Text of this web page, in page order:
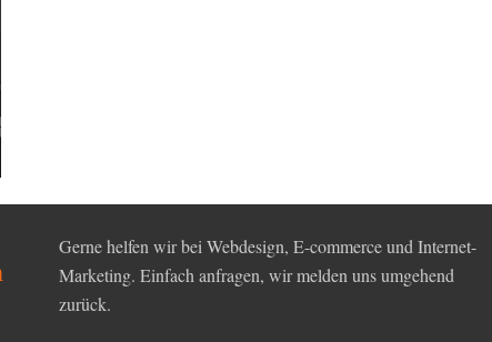
Gerne helfen wir bei Webdesign, E-commerce und Internet-
Marketing. Einfach anfragen, wir melden uns umgehend
zurück.